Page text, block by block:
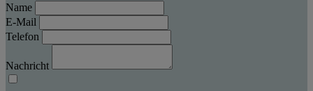
Name
E-Mail
Telefon
Nachricht